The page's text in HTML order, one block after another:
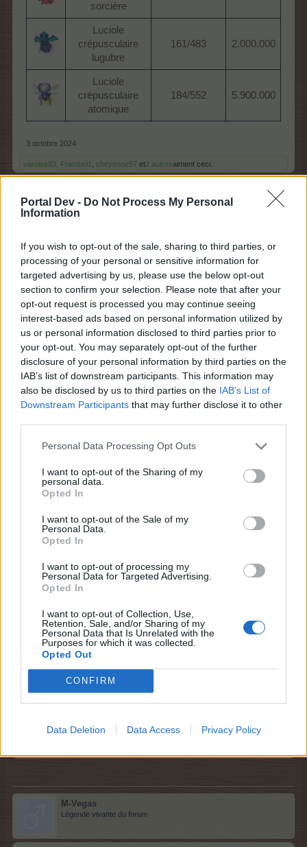
Portal Dev - Do Not Process My Personal
Information
If you wish to opt-out of the sale, sharing to third parties, or
processing of your personal or sensitive information for
targeted advertising by us, please use the below opt-out
section to confirm your selection. Please note that after your
opt-out request is processed you may continue seeing
interest-based ads based on personal information utilized by
us or personal information disclosed to third parties prior to
your opt-out. You may separately opt-out of the further
disclosure of your personal information by third parties on the
IAB’s list of downstream participants. This information may
also be disclosed by us to third parties on the IAB’s List of
Downstream Participants that may further disclose it to other
Personal Data Processing Opt Outs
I want to opt-out of the Sharing of my
personal data.
Opted In
I want to opt-out of the Sale of my
Personal Data.
Opted In
I want to opt-out of processing my
Personal Data for Targeted Advertising.
Opted In
I want to opt-out of Collection, Use,
Retention, Sale, and/or Sharing of my
Personal Data that Is Unrelated with the
Purposes for which it was collected.
Opted Out
CONFIRM
Data Deletion Data Access Privacy Policy
sorcière
Luciole
crépusculaire
lugubre
161/483 2.000.000
Luciole
crépusculaire
atomique
184/552 5.900.000
3 octobre 2024
varoise83 Frambel1 cheyenne57 et2 autresaiment ceci.
M-Vegas
Produire des fées félines colorées
Animaux
reproducteurs
PE e clos
simple/troupeau
Valeur de
l’étable
Fée féline 1/3 782
Fée féline
Rose
20/60 4.100
Fée féline
Indigo
Fée féline
Cyan
60/180 38.000
Ténébreuse
80/240 120.000
Diabolique
Vampire
Fée féline
Elfique
140/420
Fée féline
Dragon
3 octobre 2024
M-Vegas
Légende vivante du forum